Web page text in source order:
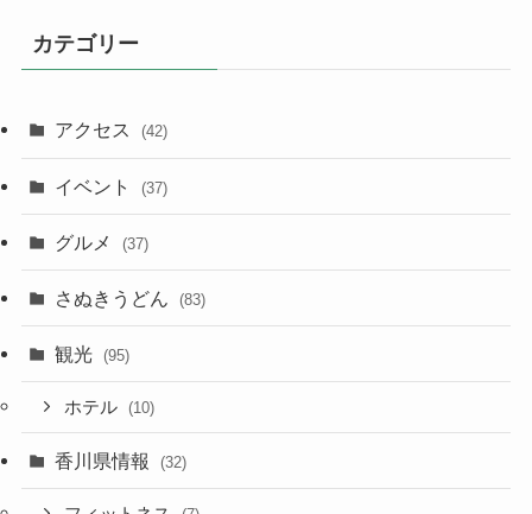
カテゴリー
アクセス (42)
イベント (37)
グルメ (37)
さぬきうどん (83)
観光 (95)
ホテル (10)
香川県情報 (32)